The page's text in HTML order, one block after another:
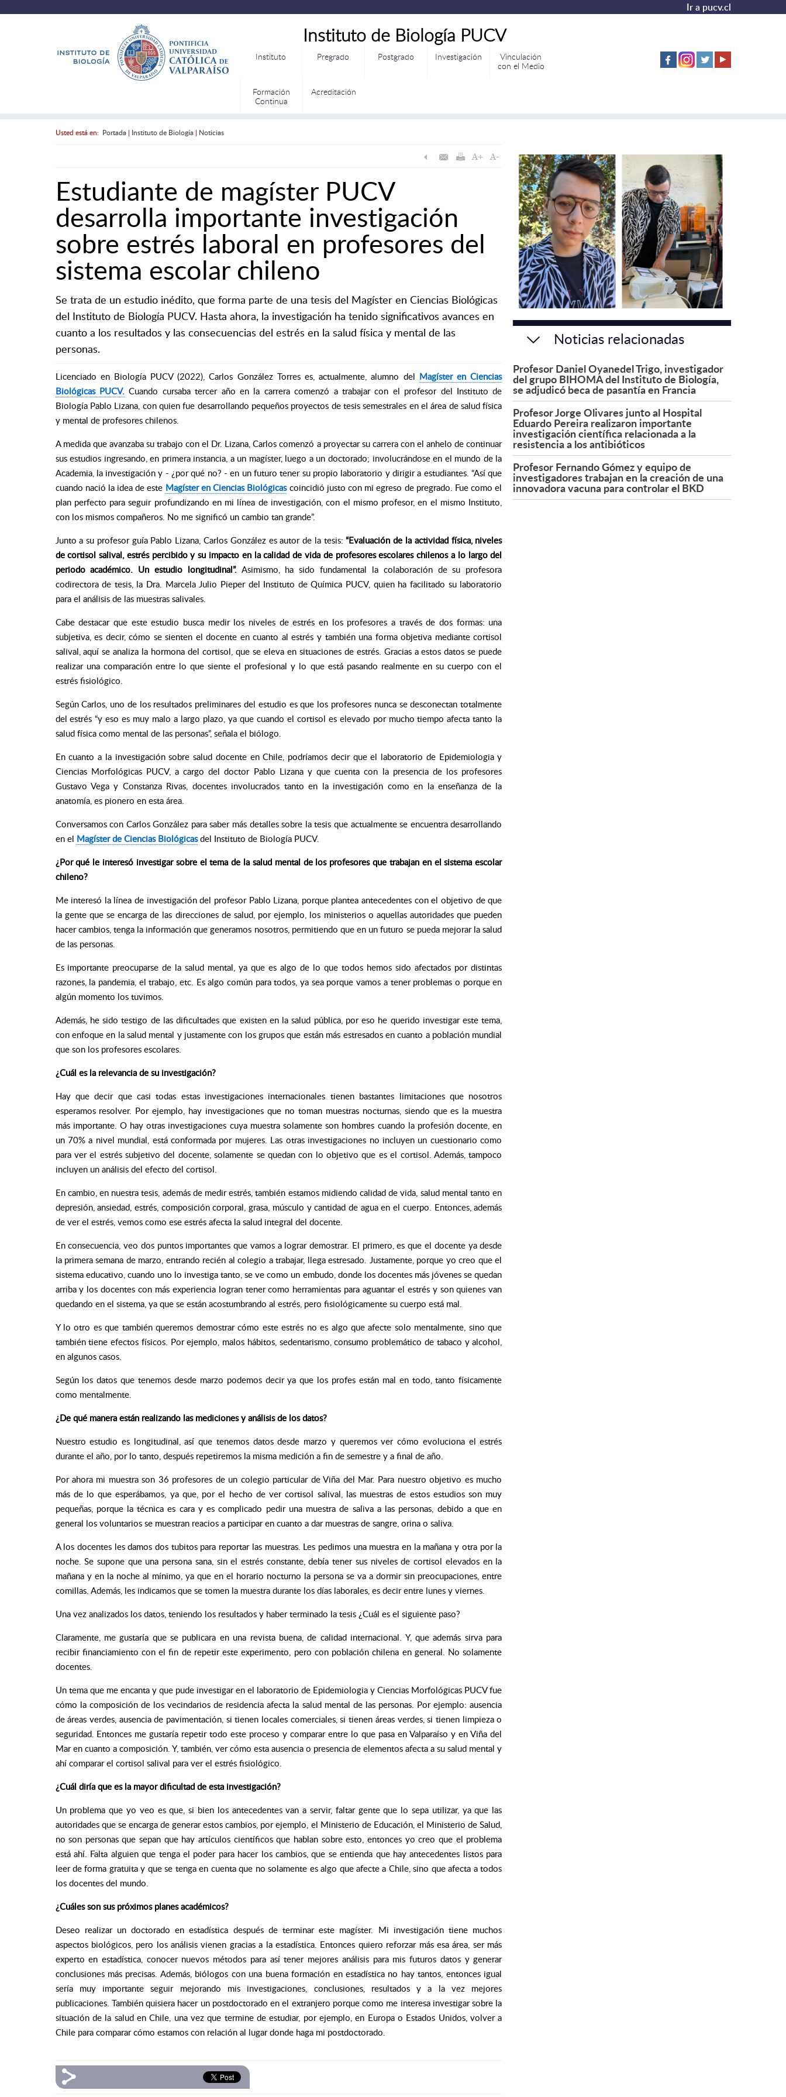
Ir a pucv.cl
Instituto de Biología PUCV
Instituto Pregrado Postgrado Investigación
Vinculación
con el Medio
Formación
Continua
Acreditación
Usted está en: Portada| Instituto de Biología| Noticias
Estudiante de magíster PUCV
desarrolla importante investigación
sobre estrés laboral en profesores del
sistema escolar chileno
Se trata de un estudio inédito, que forma parte de una tesis del Magíster en Ciencias Biológicas
del Instituto de Biología PUCV. Hasta ahora, la investigación ha tenido significativos avances en
cuanto a los resultados y las consecuencias del estrés en la salud física y mental de las
personas.
Licenciado en Biología PUCV (2022), Carlos González Torres es, actualmente, alumno del Magíster en Ciencias
Biológicas PUCV.Cuando cursaba tercer año en la carrera comenzó a trabajar con el profesor del Instituto de
Biología Pablo Lizana, con quien fue desarrollando pequeños proyectos de tesis semestrales en el área de salud física
y mental de profesores chilenos.
A medida que avanzaba su trabajo con el Dr. Lizana, Carlos comenzó a proyectar su carrera con el anhelo de continuar
sus estudios ingresando, en primera instancia, a un magíster, luego a un doctorado; involucrándose en el mundo de la
Academia, la investigación y - ¿por qué no? - en un futuro tener su propio laboratorio y dirigir a estudiantes. “Así que
cuando nació la idea de este Magíster en Ciencias Biológicascoincidió justo con mi egreso de pregrado. Fue como el
plan perfecto para seguir profundizando en mi línea de investigación, con el mismo profesor, en el mismo Instituto,
con los mismos compañeros. No me significó un cambio tan grande”.
Junto a su profesor guía Pablo Lizana, Carlos González es autor de la tesis:“Evaluación de la actividad física, niveles
de cortisol salival, estrés percibido y su impacto en la calidad de vida de profesores escolares chilenos a lo largo del
periodo académico. Un estudio longitudinal”.Asimismo, ha sido fundamental la colaboración de su profesora
codirectora de tesis, la Dra. Marcela Julio Pieper del Instituto de Química PUCV, quien ha facilitado su laboratorio
para el análisis de las muestras salivales.
Cabe destacar que este estudio busca medir los niveles de estrés en los profesores a través de dos formas: una
subjetiva, es decir, cómo se sienten el docente en cuanto al estrés y también una forma objetiva mediante cortisol
salival, aquí se analiza la hormona del cortisol, que se eleva en situaciones de estrés. Gracias a estos datos se puede
realizar una comparación entre lo que siente el profesional y lo que está pasando realmente en su cuerpo con el
estrés fisiológico.
Según Carlos, uno de los resultados preliminares del estudio es que los profesores nunca se desconectan totalmente
del estrés “y eso es muy malo a largo plazo, ya que cuando el cortisol es elevado por mucho tiempo afecta tanto la
salud física como mental de las personas”, señala el biólogo.
En cuanto a la investigación sobre salud docente en Chile, podríamos decir que el laboratorio de Epidemiologia y
Ciencias Morfológicas PUCV, a cargo del doctor Pablo Lizana y que cuenta con la presencia de los profesores
Gustavo Vega y Constanza Rivas, docentes involucrados tanto en la investigación como en la enseñanza de la
anatomía, es pionero en esta área.
Conversamos con Carlos González para saber más detalles sobre la tesis que actualmente se encuentra desarrollando
en el Magíster de Ciencias Biológicasdel Instituto de Biología PUCV.
¿Por qué le interesó investigar sobre el tema de la salud mental de los profesores que trabajan en el sistema escolar
chileno?
Me interesó la línea de investigación del profesor Pablo Lizana, porque plantea antecedentes con el objetivo de que
la gente que se encarga de las direcciones de salud, por ejemplo, los ministerios o aquellas autoridades que pueden
hacer cambios, tenga la información que generamos nosotros, permitiendo que en un futuro se pueda mejorar la salud
de las personas.
Es importante preocuparse de la salud mental, ya que es algo de lo que todos hemos sido afectados por distintas
razones, la pandemia, el trabajo, etc. Es algo común para todos, ya sea porque vamos a tener problemas o porque en
algún momento los tuvimos.
Además, he sido testigo de las dificultades que existen en la salud pública, por eso he querido investigar este tema,
con enfoque en la salud mental y justamente con los grupos que están más estresados en cuanto a población mundial
que son los profesores escolares.
¿Cuál es la relevancia de su investigación?
Hay que decir que casi todas estas investigaciones internacionales tienen bastantes limitaciones que nosotros
esperamos resolver. Por ejemplo, hay investigaciones que no toman muestras nocturnas, siendo que es la muestra
más importante. O hay otras investigaciones cuya muestra solamente son hombres cuando la profesión docente, en
un 70% a nivel mundial, está conformada por mujeres. Las otras investigaciones no incluyen un cuestionario como
para ver el estrés subjetivo del docente, solamente se quedan con lo objetivo que es el cortisol. Además, tampoco
incluyen un análisis del efecto del cortisol.
En cambio, en nuestra tesis, además de medir estrés, también estamos midiendo calidad de vida, salud mental tanto en
depresión, ansiedad, estrés, composición corporal, grasa, músculo y cantidad de agua en el cuerpo. Entonces, además
de ver el estrés, vemos como ese estrés afecta la salud integral del docente.
En consecuencia, veo dos puntos importantes que vamos a lograr demostrar. El primero, es que el docente ya desde
la primera semana de marzo, entrando recién al colegio a trabajar, llega estresado. Justamente, porque yo creo que el
sistema educativo, cuando uno lo investiga tanto, se ve como un embudo, donde los docentes más jóvenes se quedan
arriba y los docentes con más experiencia logran tener como herramientas para aguantar el estrés y son quienes van
quedando en el sistema, ya que se están acostumbrando al estrés, pero fisiológicamente su cuerpo está mal.
Y lo otro es que también queremos demostrar cómo este estrés no es algo que afecte solo mentalmente, sino que
también tiene efectos físicos. Por ejemplo, malos hábitos, sedentarismo, consumo problemático de tabaco y alcohol,
en algunos casos.
Según los datos que tenemos desde marzo podemos decir ya que los profes están mal en todo, tanto físicamente
como mentalmente.
¿De qué manera están realizando las mediciones y análisis de los datos?
Nuestro estudio es longitudinal, así que tenemos datos desde marzo y queremos ver cómo evoluciona el estrés
durante el año, por lo tanto, después repetiremos la misma medición a fin de semestre y a final de año.
Por ahora mi muestra son 36 profesores de un colegio particular de Viña del Mar. Para nuestro objetivo es mucho
más de lo que esperábamos, ya que, por el hecho de ver cortisol salival, las muestras de estos estudios son muy
pequeñas, porque la técnica es cara y es complicado pedir una muestra de saliva a las personas, debido a que en
general los voluntarios se muestran reacios a participar en cuanto a dar muestras de sangre, orina o saliva.
A los docentes les damos dos tubitos para reportar las muestras. Les pedimos una muestra en la mañana y otra por la
noche. Se supone que una persona sana, sin el estrés constante, debía tener sus niveles de cortisol elevados en la
mañana y en la noche al mínimo, ya que en el horario nocturno la persona se va a dormir sin preocupaciones, entre
comillas. Además, les indicamos que se tomen la muestra durante los días laborales, es decir entre lunes y viernes.
Una vez analizados los datos, teniendo los resultados y haber terminado la tesis ¿Cuál es el siguiente paso?
Claramente, me gustaría que se publicara en una revista buena, de calidad internacional. Y, que además sirva para
recibir financiamiento con el fin de repetir este experimento, pero con población chilena en general. No solamente
docentes.
Un tema que me encanta y que pude investigar en el laboratorio de Epidemiologia y Ciencias Morfológicas PUCV fue
cómo la composición de los vecindarios de residencia afecta la salud mental de las personas. Por ejemplo: ausencia
de áreas verdes, ausencia de pavimentación, si tienen locales comerciales, si tienen áreas verdes, si tienen limpieza o
seguridad. Entonces me gustaría repetir todo este proceso y comparar entre lo que pasa en Valparaíso y en Viña del
Mar en cuanto a composición. Y, también, ver cómo esta ausencia o presencia de elementos afecta a su salud mental y
ahí comparar el cortisol salival para ver el estrés fisiológico.
¿Cuál diría que es la mayor dificultad de esta investigación?
Un problema que yo veo es que, si bien los antecedentes van a servir, faltar gente que lo sepa utilizar, ya que las
autoridades que se encarga de generar estos cambios, por ejemplo, el Ministerio de Educación, el Ministerio de Salud,
no son personas que sepan que hay artículos científicos que hablan sobre esto, entonces yo creo que el problema
está ahí. Falta alguien que tenga el poder para hacer los cambios, que se entienda que hay antecedentes listos para
leer de forma gratuita y que se tenga en cuenta que no solamente es algo que afecte a Chile, sino que afecta a todos
los docentes del mundo.
¿Cuáles son sus próximos planes académicos?
Deseo realizar un doctorado en estadística después de terminar este magíster. Mi investigación tiene muchos
aspectos biológicos, pero los análisis vienen gracias a la estadística. Entonces quiero reforzar más esa área, ser más
experto en estadística, conocer nuevos métodos para así tener mejores análisis para mis futuros datos y generar
conclusiones más precisas. Además, biólogos con una buena formación en estadística no hay tantos, entonces igual
sería muy importante seguir mejorando mis investigaciones, conclusiones, resultados y a la vez mejores
publicaciones. También quisiera hacer un postdoctorado en el extranjero porque como me interesa investigar sobre la
situación de la salud en Chile, una vez que termine de estudiar, por ejemplo, en Europa o Estados Unidos, volver a
Chile para comparar cómo estamos con relación al lugar donde haga mi postdoctorado.
Noticias relacionadas
Profesor Daniel Oyanedel Trigo, investigador
del grupo BIHOMA del Instituto de Biología,
se adjudicó beca de pasantía en Francia
Profesor Jorge Olivares junto al Hospital
Eduardo Pereira realizaron importante
investigación científica relacionada a la
resistencia a los antibióticos
Profesor Fernando Gómez y equipo de
investigadores trabajan en la creación de una
innovadora vacuna para controlar el BKD